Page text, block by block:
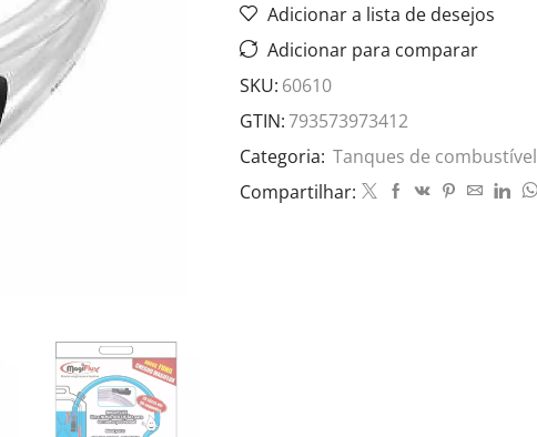
Adicionar a lista de desejos
Adicionar para comparar
SKU: 60610
GTIN:793573973412
Categoria: Tanques de combustível
Compartilhar: